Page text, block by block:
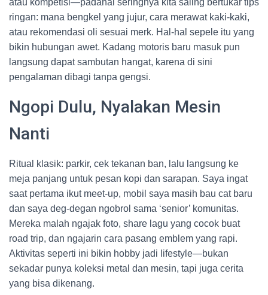
atau kompetisi—padahal seringnya kita saling bertukar tips
ringan: mana bengkel yang jujur, cara merawat kaki-kaki,
atau rekomendasi oli sesuai merk. Hal-hal sepele itu yang
bikin hubungan awet. Kadang motoris baru masuk pun
langsung dapat sambutan hangat, karena di sini
pengalaman dibagi tanpa gengsi.
Ngopi Dulu, Nyalakan Mesin
Nanti
Ritual klasik: parkir, cek tekanan ban, lalu langsung ke
meja panjang untuk pesan kopi dan sarapan. Saya ingat
saat pertama ikut meet-up, mobil saya masih bau cat baru
dan saya deg-degan ngobrol sama ‘senior’ komunitas.
Mereka malah ngajak foto, share lagu yang cocok buat
road trip, dan ngajarin cara pasang emblem yang rapi.
Aktivitas seperti ini bikin hobby jadi lifestyle—bukan
sekadar punya koleksi metal dan mesin, tapi juga cerita
yang bisa dikenang.